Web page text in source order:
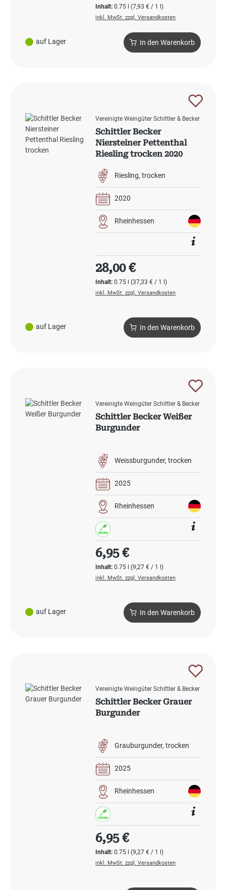
auf Lager
Inhalt:0.75 l(7,93 € / 1 l)
inkl. MwSt. zzgl. Versandkosten
In den Warenkorb
auf Lager
Vereinigte Weingüter Schittler & Becker
Schittler Becker
Niersteiner Pettenthal
Riesling trocken 2020
Riesling trocken
2020
Rheinhessen
Inhalt:0.75 l(37,33 € / 1 l)
Regulärer Preis:
28,00 €
inkl. MwSt. zzgl. Versandkosten
In den Warenkorb
auf Lager
Vereinigte Weingüter Schittler & Becker
Schittler Becker Weißer
Burgunder
Weissburgunder trocken
2025
Rheinhessen
Inhalt:0.75 l(9,27 € / 1 l)
Regulärer Preis:
6,95 €
inkl. MwSt. zzgl. Versandkosten
In den Warenkorb
Vereinigte Weingüter Schittler & Becker
Schittler Becker Grauer
Burgunder
Grauburgunder trocken
2025
Rheinhessen
Inhalt:0.75 l(9,27 € / 1 l)
Regulärer Preis:
6,95 €
inkl. MwSt. zzgl. Versandkosten